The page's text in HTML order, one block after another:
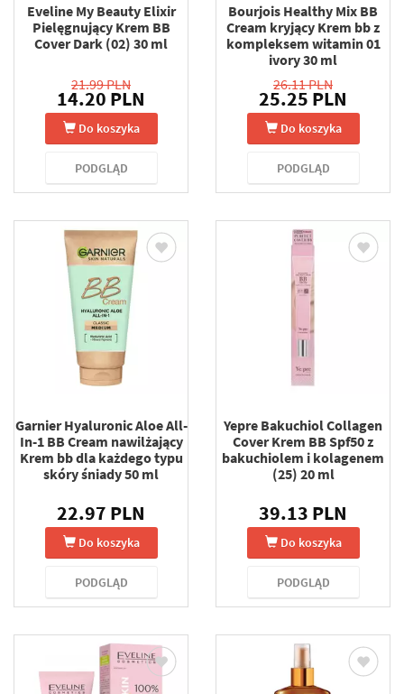
Eveline My Beauty Elixir
Pielęgnujący Krem BB
Cover Dark (02) 30 ml
21.99 PLN
14.20 PLN
Do koszyka
PODGLĄD
Bourjois Healthy Mix BB
Cream kryjący Krem bb z
kompleksem witamin 01
ivory 30 ml
26.11 PLN
25.25 PLN
Do koszyka
PODGLĄD
Garnier Hyaluronic Aloe All-
In-1 BB Cream nawilżający
Krem bb dla każdego typu
skóry śniady 50 ml
22.97 PLN
Do koszyka
PODGLĄD
Yepre Bakuchiol Collagen
Cover Krem BB Spf50 z
bakuchiolem i kolagenem
(25) 20 ml
39.13 PLN
Do koszyka
PODGLĄD